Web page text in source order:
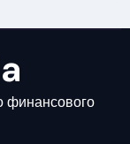
финансового